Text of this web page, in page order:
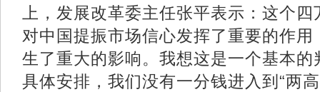
上，发展改革委主任张平表示：这个
对中国提振市场信心发挥了重要的作
生了重大的影响。我想这是一个基本
具体安排，我们没有一分钱进入到“两